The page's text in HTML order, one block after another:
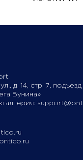
д. 14, стр. 7, подъезд
Бунина»